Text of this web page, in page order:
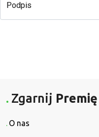
Podpis
Zgarnij Premię
O nas